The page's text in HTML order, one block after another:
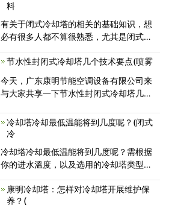
料
有关于闭式冷却塔的相关的基础知识，想
必有很多人都不算很熟悉，尤其是闭式冷
节水性封闭式冷却塔几个技术要点(喷雾
今天，广东康明节能空调设备有限公司来
与大家共享一下节水性封闭式冷却塔几个
冷却塔冷却最低温能将到几度呢？(闭式
冷
冷却塔冷却最低温能将到几度呢？需根据
你的进水溫度，以及选用的冷却塔类型及
康明冷却塔：怎样对冷却塔开展维护保
养？(